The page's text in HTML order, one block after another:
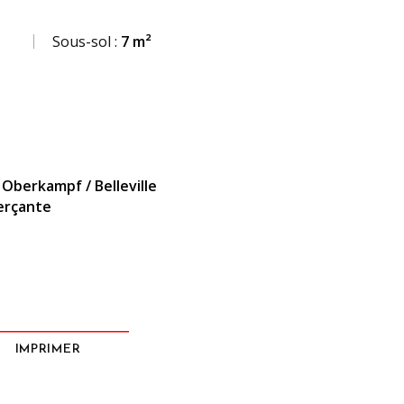
Sous-sol : 7 m²
/ Belleville
IMPRIMER